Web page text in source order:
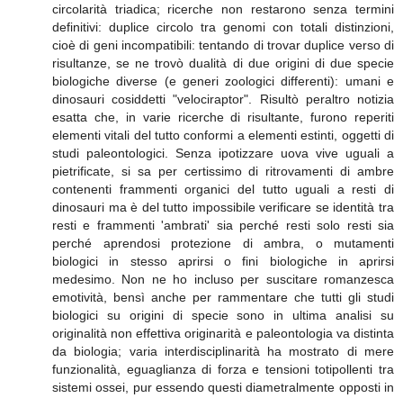
circolarità triadica; ricerche non restarono senza termini
definitivi: duplice circolo tra genomi con totali distinzioni,
cioè di geni incompatibili: tentando di trovar duplice verso di
risultanze, se ne trovò dualità di due origini di due specie
biologiche diverse (e generi zoologici differenti): umani e
dinosauri cosiddetti "velociraptor". Risultò peraltro notizia
esatta che, in varie ricerche di risultante, furono reperiti
elementi vitali del tutto conformi a elementi estinti, oggetti di
studi paleontologici. Senza ipotizzare uova vive uguali a
pietrificate, si sa per certissimo di ritrovamenti di ambre
contenenti frammenti organici del tutto uguali a resti di
dinosauri ma è del tutto impossibile verificare se identità tra
resti e frammenti 'ambrati' sia perché resti solo resti sia
perché aprendosi protezione di ambra, o mutamenti
biologici in stesso aprirsi o fini biologiche in aprirsi
medesimo. Non ne ho incluso per suscitare romanzesca
emotività, bensì anche per rammentare che tutti gli studi
biologici su origini di specie sono in ultima analisi su
originalità non effettiva originarità e paleontologia va distinta
da biologia; varia interdisciplinarità ha mostrato di mere
funzionalità, eguaglianza di forza e tensioni totipollenti tra
sistemi ossei, pur essendo questi diametralmente opposti in